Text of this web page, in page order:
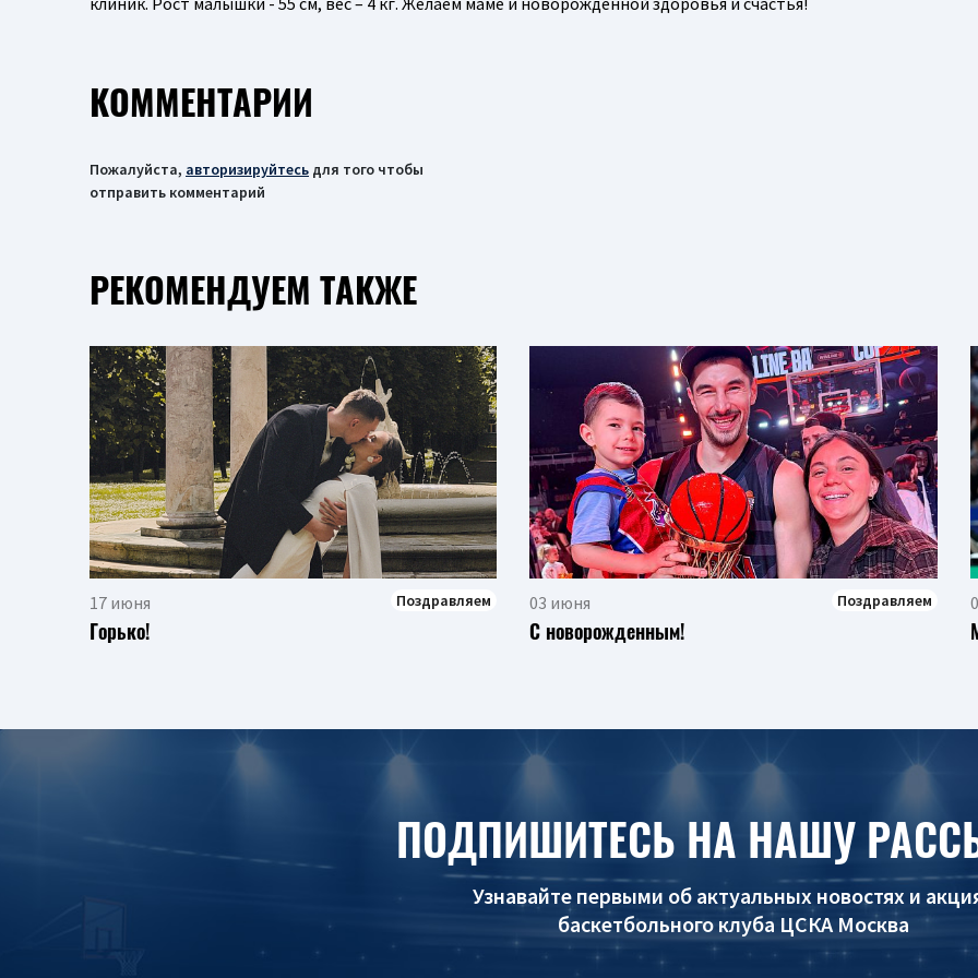
КОММЕНТАРИИ
Пожалуйста, авторизируйтесь для того чтобы
отправить комментарий
РЕКОМЕНДУЕМ ТАКЖЕ
17 июня Поздравляем
Горько!
03 июня Поздравляем
С новорожденным!
ПОДПИШИТЕСЬ НА НАШУ
Узнавайте первыми об актуальных новостях и
баскетбольного клуба ЦСКА Москва